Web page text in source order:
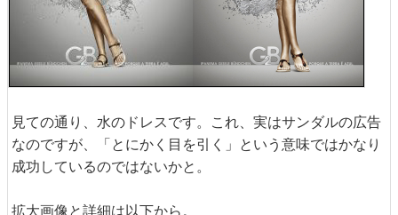
見ての通り、水のドレスです。これ、実はサンダルの広告
なのですが、「とにかく目を引く」という意味ではかなり
成功しているのではないかと。
拡大画像と詳細は以下から。